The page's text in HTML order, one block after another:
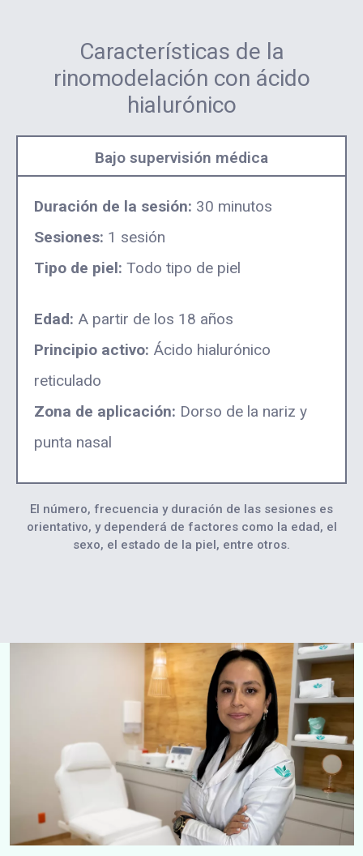
Características de la
rinomodelación con ácido
hialurónico
Bajo supervisión médica
Duración de la sesión: 30 minutos
Sesiones: 1 sesión
Tipo de piel: Todo tipo de piel
Edad: A partir de los 18 años
Principio activo: Ácido hialurónico
reticulado
Zona de aplicación: Dorso de la nariz y
punta nasal
El número, frecuencia y duración de las sesiones es
orientativo, y dependerá de factores como la edad, el
sexo, el estado de la piel, entre otros.